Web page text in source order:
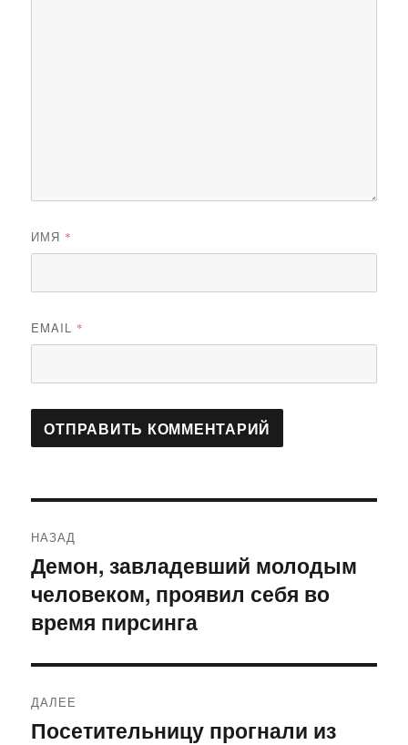
ИМЯ *
EMAIL *
по
записям
НАЗАД
Предыдущая
запись:
Демон, завладевший молодым
человеком, проявил себя во
время пирсинга
ДАЛЕЕ
Следующая
Посетительницу прогнали из